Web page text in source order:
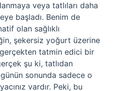
veya tatlıları daha
başladı. Benim de
olan sağlıklı
şekersiz yoğurt üzerine
tatmin edici bir
şu ki, tatlıdan
sonunda sadece o
vardır. Peki, bu